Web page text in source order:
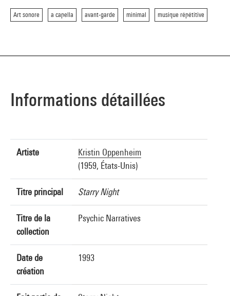
Art sonore a capella avant-garde minimal musique répétitive
Informations détaillées
Artiste
Kristin Oppenheim
(1959, États-Unis)
Titre principal Starry Night
Titre de la
collection
Psychic Narratives
Date de
création
1993